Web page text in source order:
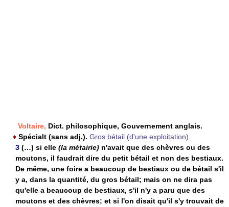
Voltaire, Dict. philosophique, Gouvernement anglais.
♦ Spécialt (sans adj.). Gros bétail (d'une exploitation).
3 (…) si elle (la métairie) n'avait que des chèvres ou des
moutons, il faudrait dire du petit bétail et non des bestiaux.
De même, une foire a beaucoup de bestiaux ou de bétail s'il
y a, dans la quantité, du gros bétail; mais on ne dira pas
qu'elle a beaucoup de bestiaux, s'il n'y a paru que des
moutons et des chèvres; et si l'on disait qu'il s'y trouvait de